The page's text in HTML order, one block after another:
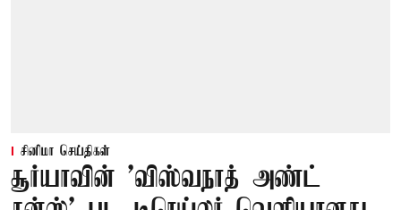
சினிமா செய்திகள்
சூர்யாவின் 'விஸ்வநாத் அண்ட்